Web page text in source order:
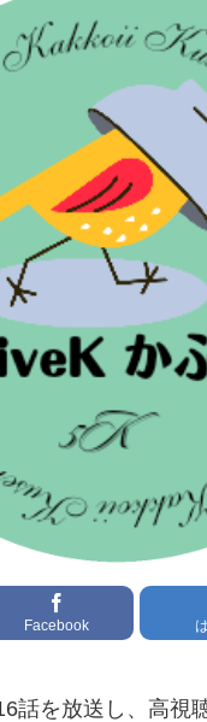
Facebook
話を放送し、高視